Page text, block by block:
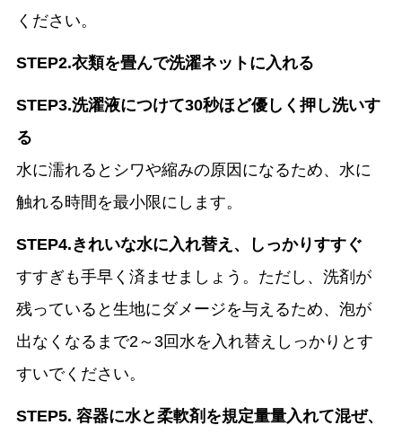
ください。
STEP2.衣類を畳んで洗濯ネットに入れる
STEP3.洗濯液につけて30秒ほど優しく押し洗いす
る
水に濡れるとシワや縮みの原因になるため、水に
触れる時間を最小限にします。
STEP4.きれいな水に入れ替え、しっかりすすぐ
すすぎも手早く済ませましょう。ただし、洗剤が
残っていると生地にダメージを与えるため、泡が
出なくなるまで2～3回水を入れ替えしっかりとす
すいでください。
STEP5. 容器に水と柔軟剤を規定量量入れて混ぜ、